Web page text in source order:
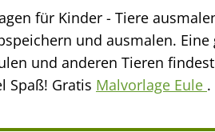
für Kinder - Tiere
und ausmalen.
und anderen Tieren
Spaß! Gratis Malvorlage Eule .